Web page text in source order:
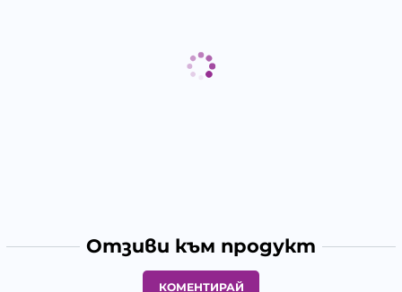
Отзиви към продукт
КОМЕНТИРАЙ